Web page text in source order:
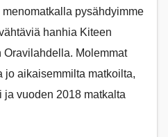
pysähdyimme
hanhia Kiteen
Molemmat
jo aikaisemmilta matkoilta,
ja vuoden 2018 matkalta